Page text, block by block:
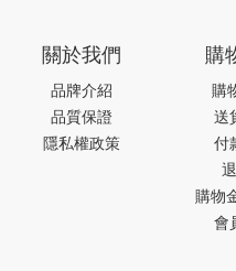
關於我們
品牌介紹
品質保證
隱私權政策
購
購
送
付
購物
會